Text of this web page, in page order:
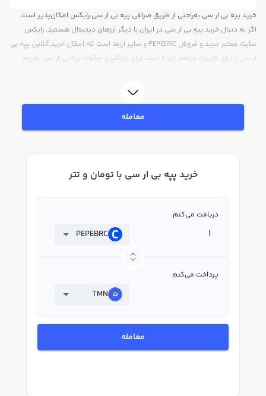
خرید پپه بی ار سی به‌راحتی از طریق صرافی پپه بی ار سی رابکس امکان‌پذیر است.
اگر به دنبال خرید پپه بی ار سی در ایران یا دیگر ارزهای دیجیتال هستید، رابکس
سایت معتبر خرید و فروش PEPEBRC و سایر ارزها است که امکان خرید آنلاین پپه بی
ار سی را برای کاربران فراهم کرده است. برای یادگیری چگونه پپه بی ار سی بخریم،
به خرید و فروش پپه بی ار سی PEPEBRC بپردازید. در بازار رابکس، قیمت لحظه‌ای،
نمودار و امکانات فروش پپه بی ار سی نیز در دسترس شما قرار دارد تا بتوانید
تصمیمات بهتری در معاملات خود بگیرید.معامله
خرید پپه بی ار سی با تومان و تتر
دریافت می‌کنم
PEPEBRC
پرداخت می‌کنم
TMN
معامله